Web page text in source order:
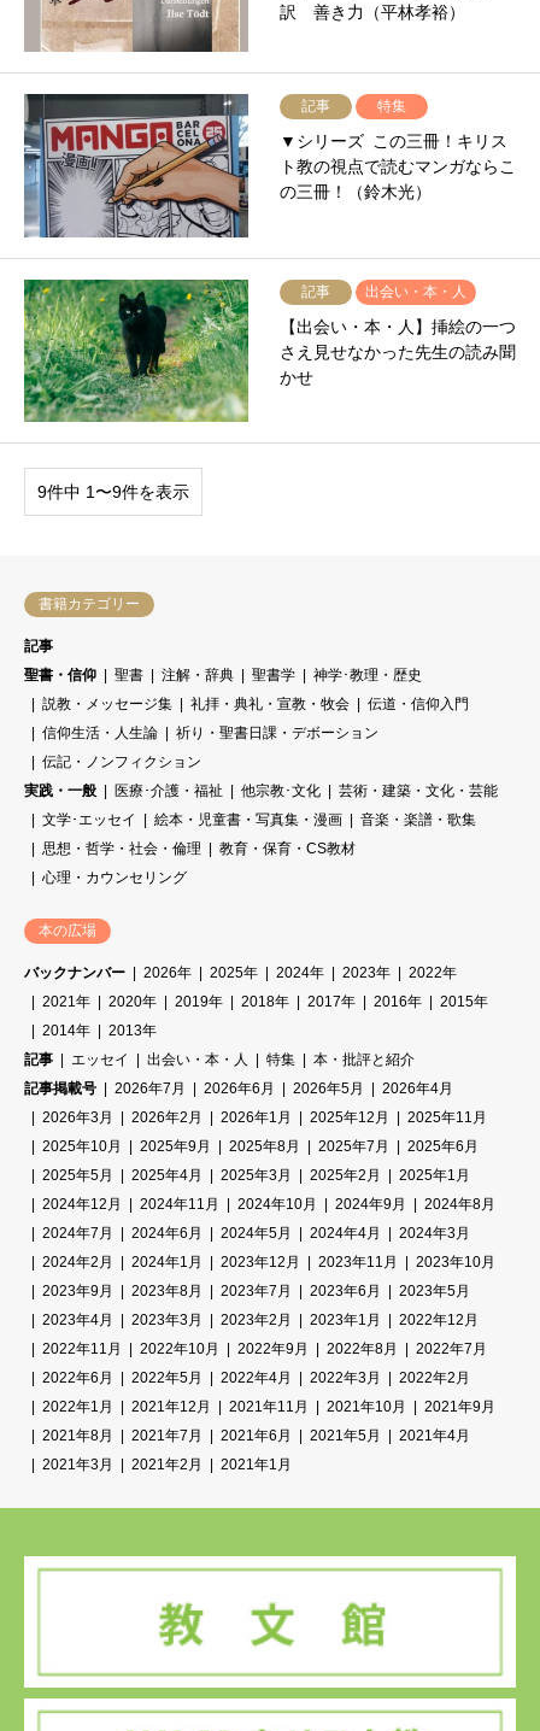
訳 善き力（平林孝裕）
記事 特集
▼シリーズ この三冊！キリス
ト教の視点で読むマンガならこ
の三冊！（鈴木光）
記事 出会い・本・人
【出会い・本・人】挿絵の一つ
さえ見せなかった先生の読み聞
かせ
9件中 1〜9件を表示
書籍カテゴリー
記事
聖書・信仰
聖書 注解・辞典 聖書学
神学･教理・歴史
説教・メッセージ集
礼拝・典礼・宣教・牧会
伝道・信仰入門
信仰生活・人生論
祈り・聖書日課・デボーション
伝記・ノンフィクション
実践・一般
医療･介護・福祉 他宗教･文化
芸術・建築・文化・芸能
文学･エッセイ
絵本・児童書・写真集・漫画
音楽・楽譜・歌集
思想・哲学・社会・倫理
教育・保育・CS教材
心理・カウンセリング
本の広場
バックナンバー 2026年 2025年 2024年 2023年
2022年
2021年
2020年 2019年 2018年 2017年 2016年
2015年
2014年
2013年
記事
エッセイ 出会い・本・人 特集
本・批評と紹介
記事掲載号
2026年7月 2026年6月 2026年5月
2026年4月
2026年3月
2026年2月 2026年1月 2025年12月
2025年11月
2025年10月
2025年9月 2025年8月 2025年7月
2025年6月
2025年5月
2025年4月 2025年3月 2025年2月
2025年1月
2024年12月
2024年11月 2024年10月 2024年9月
2024年8月
2024年7月
2024年6月 2024年5月 2024年4月
2024年3月
2024年2月
2024年1月 2023年12月 2023年11月
2023年10月
2023年9月
2023年8月 2023年7月 2023年6月
2023年5月
2023年4月
2023年3月 2023年2月 2023年1月
2022年12月
2022年11月
2022年10月 2022年9月 2022年8月
2022年7月
2022年6月
2022年5月 2022年4月 2022年3月
2022年2月
2022年1月
2021年12月 2021年11月 2021年10月
2021年9月
2021年8月
2021年7月 2021年6月 2021年5月
2021年4月
2021年3月
2021年2月 2021年1月